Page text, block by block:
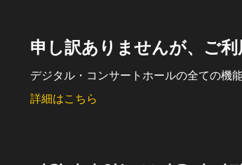
申し訳ありませんが、ご
デジタル・コンサートホールの全ての機
詳細はこちら